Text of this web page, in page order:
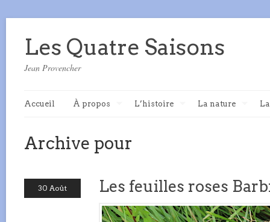
Les Quatre Saisons
Jean Provencher
Accueil À propos L’histoire La nature
Archive pour
30 Août Les feuilles roses